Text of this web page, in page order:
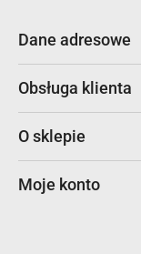
Dane adresowe
Obsługa klienta
O sklepie
Moje konto